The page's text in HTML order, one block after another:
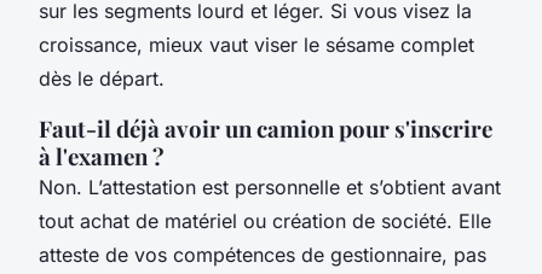
sur les segments lourd et léger. Si vous visez la
croissance, mieux vaut viser le sésame complet
dès le départ.
Faut-il déjà avoir un camion pour s'inscrire
à l'examen ?
Non. L’attestation est personnelle et s’obtient avant
tout achat de matériel ou création de société. Elle
atteste de vos compétences de gestionnaire, pas